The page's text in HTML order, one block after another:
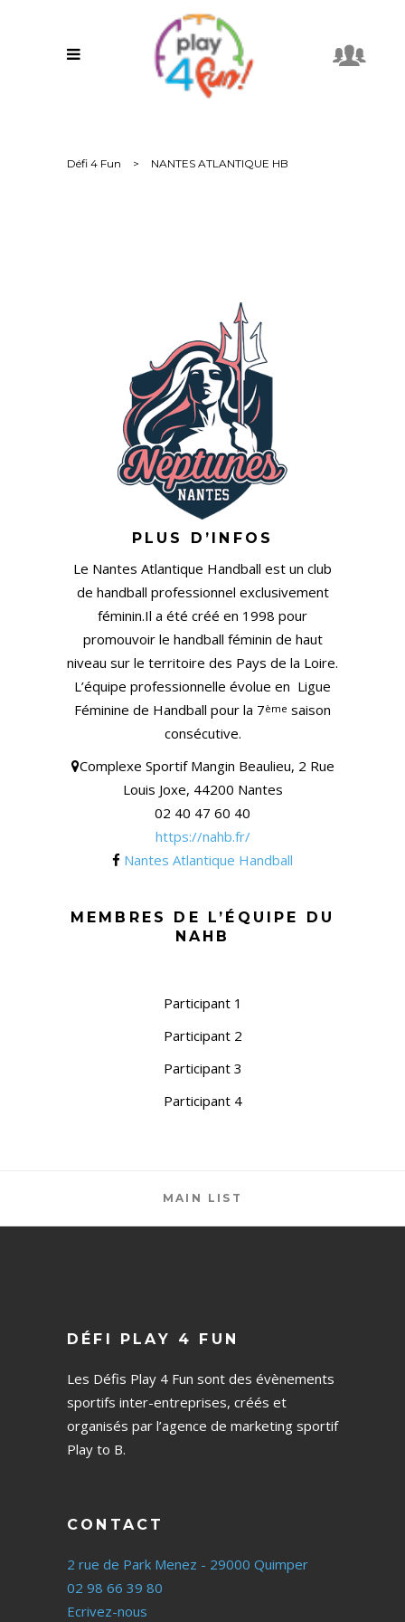
Défi 4 Fun > NANTES ATLANTIQUE HB
PLUS D’INFOS
Le Nantes Atlantique Handball est un club
de handball professionnel exclusivement
féminin.Il a été créé en 1998 pour
promouvoir le handball féminin de haut
niveau sur le territoire des Pays de la Loire.
L’équipe professionnelle évolue en Ligue
Féminine de Handball pour la 7ème saison
consécutive.
Complexe Sportif Mangin Beaulieu, 2 Rue
Louis Joxe, 44200 Nantes
02 40 47 60 40
https://nahb.fr/
Nantes Atlantique Handball
MEMBRES DE L’ÉQUIPE DU
NAHB
Participant 1
Participant 2
Participant 3
Participant 4
MAIN LIST
DÉFI PLAY 4 FUN
Les Défis Play 4 Fun sont des évènements
sportifs inter-entreprises, créés et
organisés par l’agence de marketing sportif
Play to B.
CONTACT
2 rue de Park Menez - 29000 Quimper
02 98 66 39 80
Ecrivez-nous